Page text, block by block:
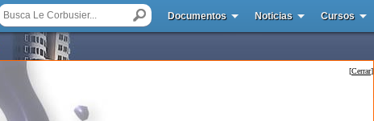
Documentos Noticias Cursos
[Cerrar]